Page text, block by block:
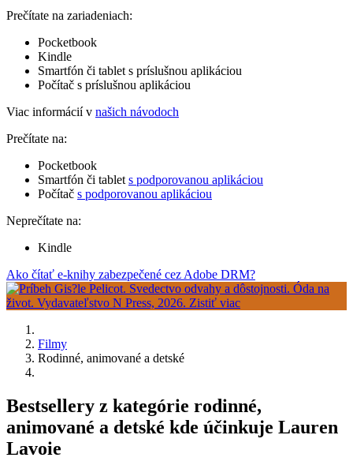
Prečítate na zariadeniach:
Pocketbook
Kindle
Smartfón či tablet s príslušnou aplikáciou
Počítač s príslušnou aplikáciou
Viac informácií v našich návodoch
Prečítate na:
Pocketbook
Smartfón či tablet s podporovanou aplikáciou
Počítač s podporovanou aplikáciou
Neprečítate na:
Kindle
Ako čítať e-knihy zabezpečené cez Adobe DRM?
Filmy
Rodinné, animované a detské
Bestsellery z kategórie rodinné,
animované a detské kde účinkuje Lauren
Lavoie